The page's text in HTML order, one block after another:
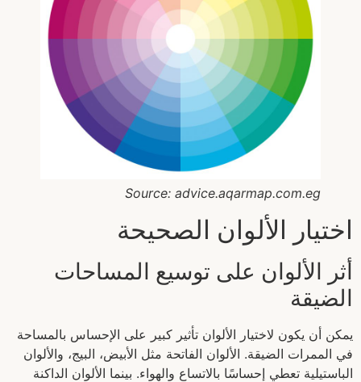
Source: advice.aqarmap.com.eg
اختيار الألوان الصحيحة
أثر الألوان على توسيع المساحات
الضيقة
يمكن أن يكون لاختيار الألوان تأثير كبير على الإحساس بالمساحة
في الممرات الضيقة. الألوان الفاتحة مثل الأبيض، البيج، والألوان
الباستيلية تعطي إحساسًا بالاتساع والهواء. بينما الألوان الداكنة